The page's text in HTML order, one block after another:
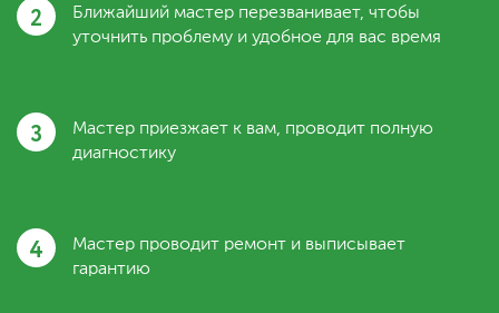
2
Ближайший мастер перезванивает, чтобы
уточнить проблему и удобное для вас время
3
Мастер приезжает к вам, проводит полную
диагностику
4
Мастер проводит ремонт и выписывает
гарантию